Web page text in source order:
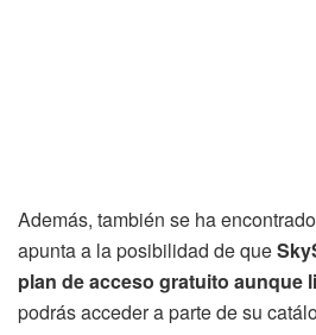
Además, también se ha
apunta a la posibilidad de que
plan de acceso gratuito aunque
podrás acceder a parte de su